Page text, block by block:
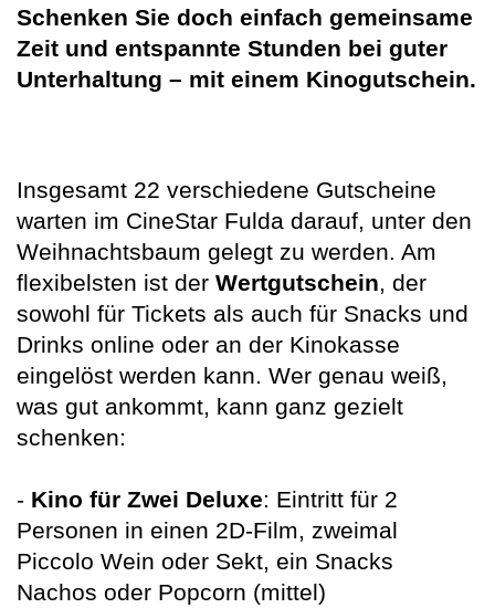
Schenken Sie doch einfach gemeinsame
Zeit und entspannte Stunden bei guter
Unterhaltung – mit einem Kinogutschein.
Insgesamt 22 verschiedene Gutscheine
warten im CineStar Fulda darauf, unter den
Weihnachtsbaum gelegt zu werden. Am
flexibelsten ist der Wertgutschein , der
sowohl für Tickets als auch für Snacks und
Drinks online oder an der Kinokasse
eingelöst werden kann. Wer genau weiß,
was gut ankommt, kann ganz gezielt
schenken:
- Kino für Zwei Deluxe: Eintritt für 2
Personen in einen 2D-Film, zweimal
Piccolo Wein oder Sekt, ein Snacks
Nachos oder Popcorn (mittel)